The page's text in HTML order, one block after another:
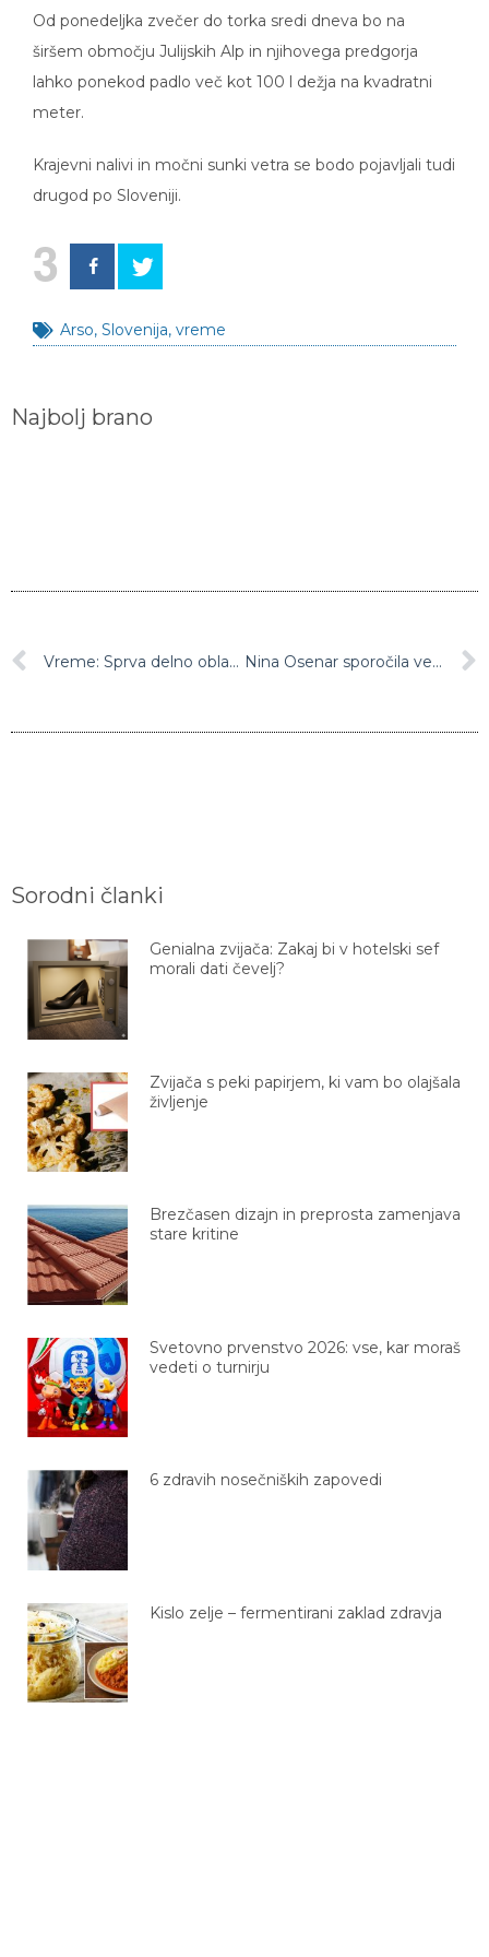
Od ponedeljka zvečer do torka sredi dneva bo na
širšem območju Julijskih Alp in njihovega predgorja
lahko ponekod padlo več kot 100 l dežja na kvadratni
meter.
Krajevni nalivi in močni sunki vetra se bodo pojavljali tudi
drugod po Sloveniji.
3
Arso, Slovenija, vreme
Najbolj brano
Vreme: Sprva delno oblačno, popoldne se bo ponekod zjasnilo Nina Osenar sporočila veselo novico, čestitke dežujejo z vseh strani
Sorodni članki
Genialna zvijača: Zakaj bi v hotelski sef
morali dati čevelj?
Zvijača s peki papirjem, ki vam bo olajšala
življenje
Brezčasen dizajn in preprosta zamenjava
stare kritine
Svetovno prvenstvo 2026: vse, kar moraš
vedeti o turnirju
6 zdravih nosečniških zapovedi
Kislo zelje – fermentirani zaklad zdravja